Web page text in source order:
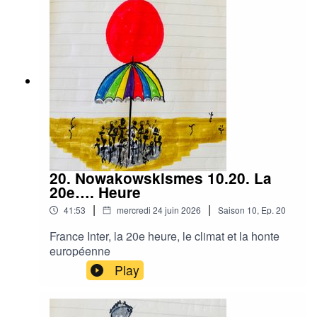
s’installe sous le prétexte fallacieux de la
protection des plus faibles. Enfin, la révolte à
mener contre ces entreprises de la Tech
étasuniennes et leur responsabilité dans
l’installation d’un monde privé de liberté et dans
leur implication technologique dans les guerres
génocidaires. John Lennon imaginait un monde
où la paix régnerait, … où en sommes-nous ?
J’ai peur que nous ayons failli.
20. Nowakowskismes 10.20. La
20e…. Heure
41:53 | mercredi 24 juin 2026 | Saison 10, Ep. 20
France Inter, la 20e heure, le climat et la honte
européenne
Play